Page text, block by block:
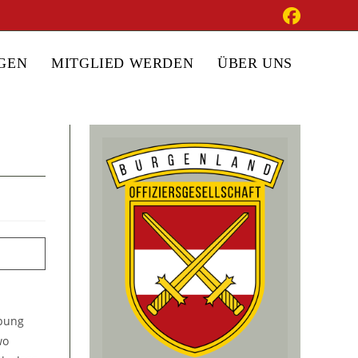
MITGLIED WERDEN ÜBER UNS